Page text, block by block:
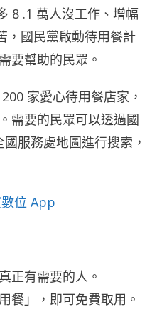
8 .1 萬人沒工作、增幅
，國民黨啟動待用餐計
要幫助的民眾。
家愛心待用餐店家，
需要的民眾可以透過國
服務處地圖進行搜索，
位 App
正有需要的人。
餐」，即可免費取用。